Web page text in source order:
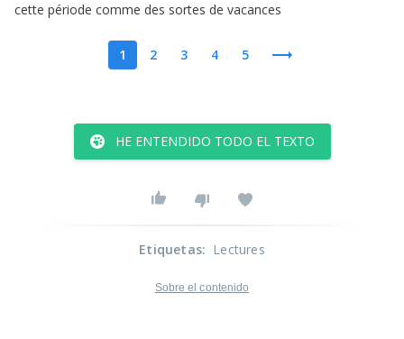
cette période comme des sortes de vacances
1 2 3 4 5
HE ENTENDIDO TODO EL TEXTO
Etiquetas: Lectures
Sobre el contenido